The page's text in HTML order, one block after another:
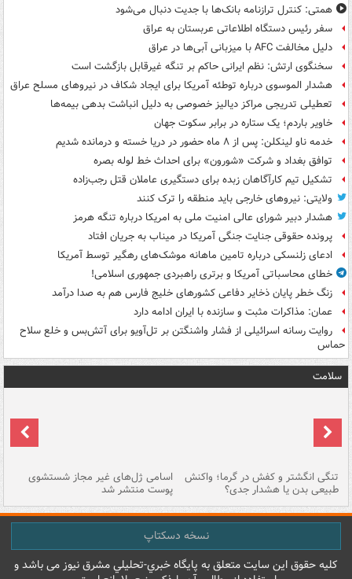
همتی: کنترل ترازنامه بانک‌ها با جدیت دنبال می‌شود
سفر رئیس دستگاه اطلاعاتی عربستان به عراق
دلیل مخالفت AFC با میزبانی آبی‌ها در عراق
سخنگوی ارتش: نظم ایرانی حاکم بر تنگه غیرقابل بازگشت است
هشدار الموسوی درباره توطئه آمریکا برای ایجاد شکاف در نیروهای مسلح عراق
تعطیلی تدریجی مراکز دیالیز خصوصی به دلیل انباشت بدهی بیمه‌ها
خاویر باردم؛ یک ستاره در برابر سکوت جهان
خدمه ناو لینکلن: پس از ۸ ماه حضور در دریا خسته و درمانده‌ شدیم
توافق بغداد و شرکت «شورون» برای احداث خط لوله بصره
تشکیل تیم کارآگاهان زبده برای دستگیری عاملان قتل رجب‌زاده
ولایتی: نیروهای خارجی باید منطقه را ترک کنند
هشدار دبیر شورای عالی امنیت ملی به امریکا درباره تنگه هرمز
پرونده حقوقی جنایت جنگی آمریکا در میناب به جریان افتاد
ادعای زلنسکی درباره تامین ماهانه موشک‌های رهگیر توسط آمریکا
خطای محاسباتی آمریکا و برتری راهبردی جمهوری اسلامی!
زنگ خطر پایان ذخایر دفاعی کشورهای خلیج فارس هم به صدا درآمد
عمان: مذاکرات مثبت و سازنده با ایران ادامه دارد
روایت رسانه اسرائیلی از فشار واشنگتن بر تل‌آویو برای آتش‌بس و خلع سلاح
حماس
سلامت
تنگی انگشتر و کفش در گرما؛ واکنش
طبیعی بدن یا هشدار جدی؟
اسامی ژل‌های غیر مجاز شستشوی
پوست منتشر شد
نسخه دسکتاپ
کليه حقوق اين سايت متعلق به پایگاه خبري-تحليلي مشرق نيوز می باشد و